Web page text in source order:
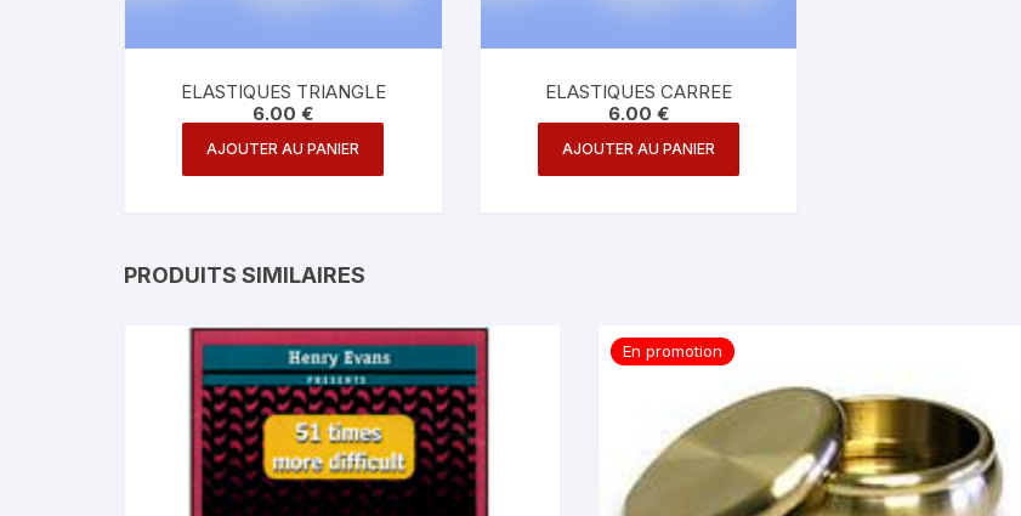
ELASTIQUES TRIANGLE
6.00€
AJOUTER AU PANIER
ELASTIQUES CARREE
6.00 €
AJOUTER AU PANIER
PRODUITS SIMILAIRES
En promotion